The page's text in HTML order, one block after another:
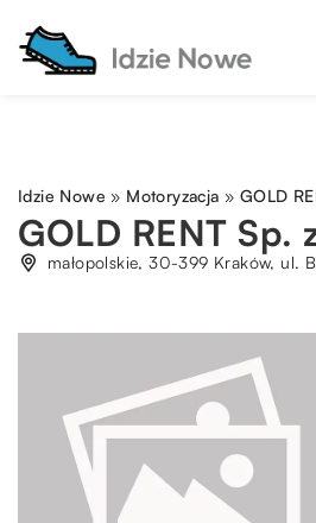
Idzie Nowe » Motoryzacja » GOLD
GOLD RENT Sp.
małopolskie, 30-399 Kraków, ul.